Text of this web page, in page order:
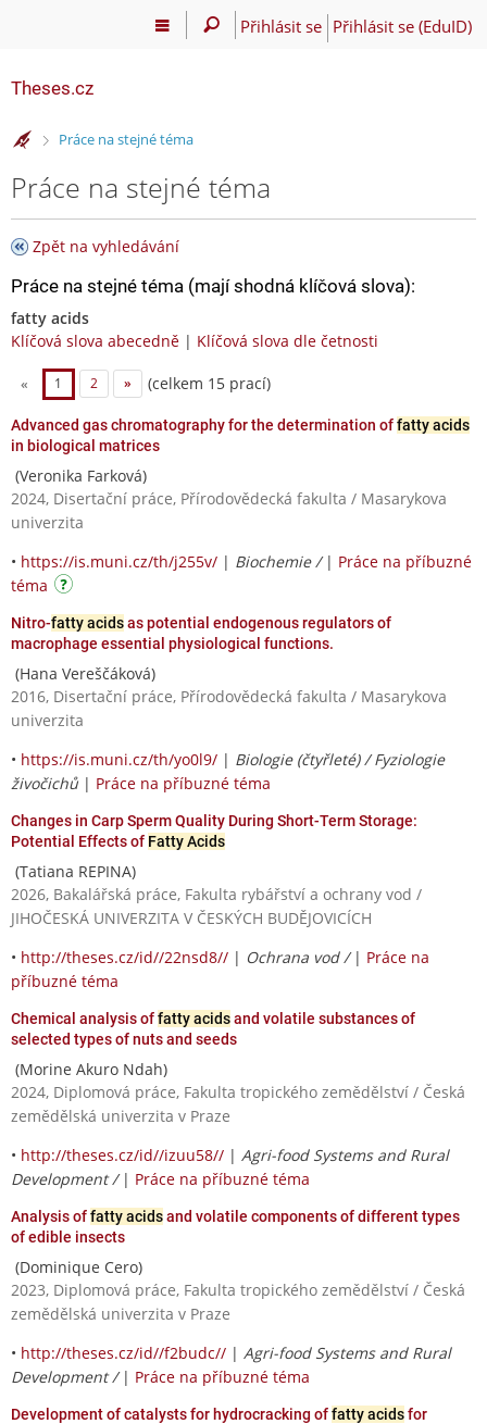
Přihlásit se Přihlásit se (EduID)
Theses.cz
>Práce na stejné téma
Práce na stejné téma
Zpět na vyhledávání
Práce na stejné téma (mají shodná klíčová slova):
fatty acids
Klíčová slova abecedně | Klíčová slova dle četnosti
« 1 2 » (celkem 15 prací)
Advanced gas chromatography for the determination offatty acids
in biological matrices
(Veronika Farková)
2024, Disertační práce, Přírodovědecká fakulta / Masarykova
univerzita
• https://is.muni.cz/th/j255v/ | Biochemie / | Práce na příbuzné
téma
Nitro-fatty acidsas potential endogenous regulators of
macrophage essential physiological functions.
(Hana Vereščáková)
2016, Disertační práce, Přírodovědecká fakulta / Masarykova
univerzita
• https://is.muni.cz/th/yo0l9/ | Biologie (čtyřleté) / Fyziologie
živočichů | Práce na příbuzné téma
Changes in Carp Sperm Quality During Short-Term Storage:
Potential Effects of Fatty Acids
(Tatiana REPINA)
2026, Bakalářská práce, Fakulta rybářství a ochrany vod /
JIHOČESKÁ UNIVERZITA V ČESKÝCH BUDĚJOVICÍCH
• http://theses.cz/id//22nsd8// | Ochrana vod / | Práce na
příbuzné téma
Chemical analysis offatty acidsand volatile substances of
selected types of nuts and seeds
(Morine Akuro Ndah)
2024, Diplomová práce, Fakulta tropického zemědělství / Česká
zemědělská univerzita v Praze
• http://theses.cz/id//izuu58// | Agri-food Systems and Rural
Development / | Práce na příbuzné téma
Analysis offatty acidsand volatile components of different types
of edible insects
(Dominique Cero)
2023, Diplomová práce, Fakulta tropického zemědělství / Česká
zemědělská univerzita v Praze
• http://theses.cz/id//f2budc// | Agri-food Systems and Rural
Development / | Práce na příbuzné téma
Development of catalysts for hydrocracking offatty acidsfor